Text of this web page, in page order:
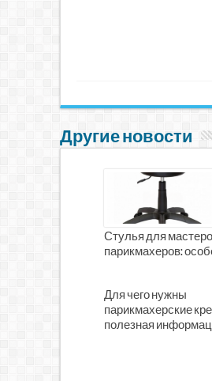
Другие новости
Стулья для
парикмахеров:
Для чего нужны
парикмахерские
полезная